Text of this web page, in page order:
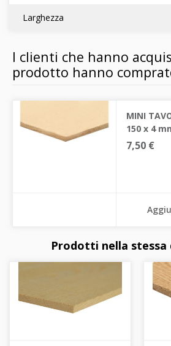
Larghezza
I clienti che hanno
prodotto hanno
MINI
150 x 4
7,50 €
Prodotti nella stessa